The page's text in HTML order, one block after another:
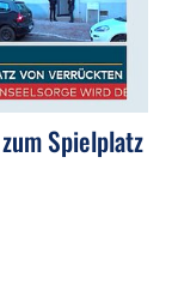
Spielplatz